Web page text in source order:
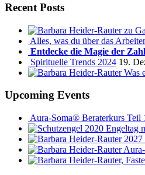
Recent Posts
Alles, was du über das
Entdecke die Magie der
Spirituelle Trends 2024 19.
Was
Upcoming Events
Aura-Soma® Beraterkurs Teil
Engeltag
2027